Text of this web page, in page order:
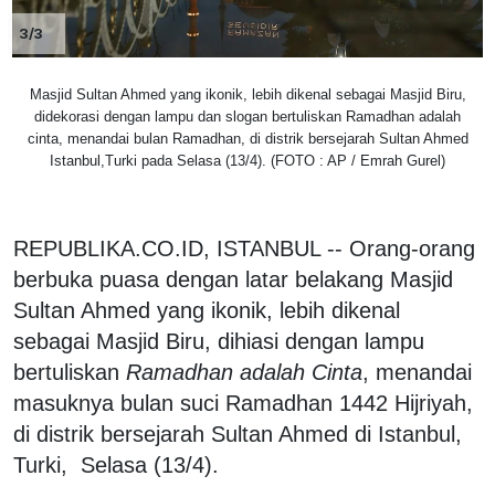
3/3
Masjid Sultan Ahmed yang ikonik, lebih dikenal sebagai Masjid Biru,
didekorasi dengan lampu dan slogan bertuliskan Ramadhan adalah
cinta, menandai bulan Ramadhan, di distrik bersejarah Sultan Ahmed
Istanbul,Turki pada Selasa (13/4). (FOTO : AP / Emrah Gurel)
REPUBLIKA.CO.ID, ISTANBUL -- Orang-orang
berbuka puasa dengan latar belakang Masjid
Sultan Ahmed yang ikonik, lebih dikenal
sebagai Masjid Biru, dihiasi dengan lampu
bertuliskan Ramadhan adalah Cinta, menandai
masuknya bulan suci Ramadhan 1442 Hijriyah,
di distrik bersejarah Sultan Ahmed di Istanbul,
Turki, Selasa (13/4).